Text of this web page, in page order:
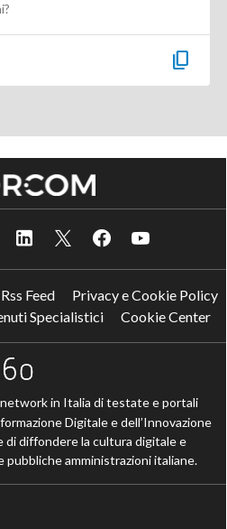
content_copy
Rss Feed
Privacy e Cookie Policy
Specialistici
Cookie Center
in Italia di testate e portali
Digitale e dell’Innovazione
di diffondere la cultura digitale e
pubbliche amministrazioni italiane.